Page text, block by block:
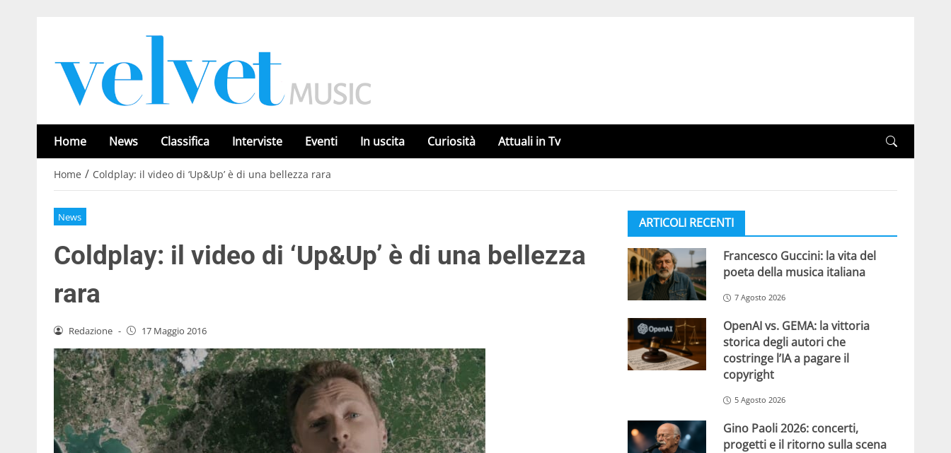
Home News Classifica Interviste Eventi In uscita Curiosità Attuali in Tv
Home / Coldplay: il video di ‘Up&Up’ è di una bellezza rara
News
Coldplay: il video di ‘Up&Up’ è di una bellezza
rara
Redazione - 17 Maggio 2016
ARTICOLI RECENTI
Francesco Guccini: la vita del
poeta della musica italiana
7 Agosto 2026
OpenAI vs. GEMA: la vittoria
storica degli autori che
costringe l’IA a pagare il
copyright
5 Agosto 2026
Gino Paoli 2026: concerti,
progetti e il ritorno sulla scena